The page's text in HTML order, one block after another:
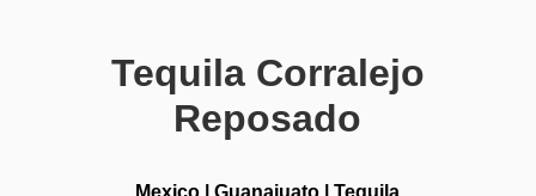
Tequila Corralejo
Reposado